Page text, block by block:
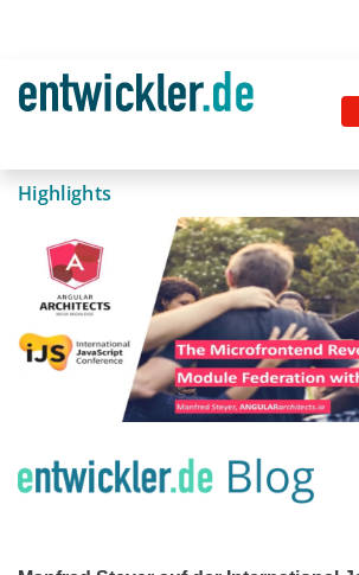
Highlights